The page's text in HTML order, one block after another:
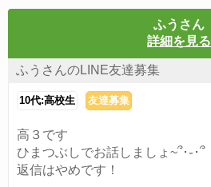
ふうさん
詳細を見る
ふうさんのLINE友達募集
10代:高校生 友達募集
高３です
ひまつぶしでお話しましょ~՞･֊･՞
返信はやめです！